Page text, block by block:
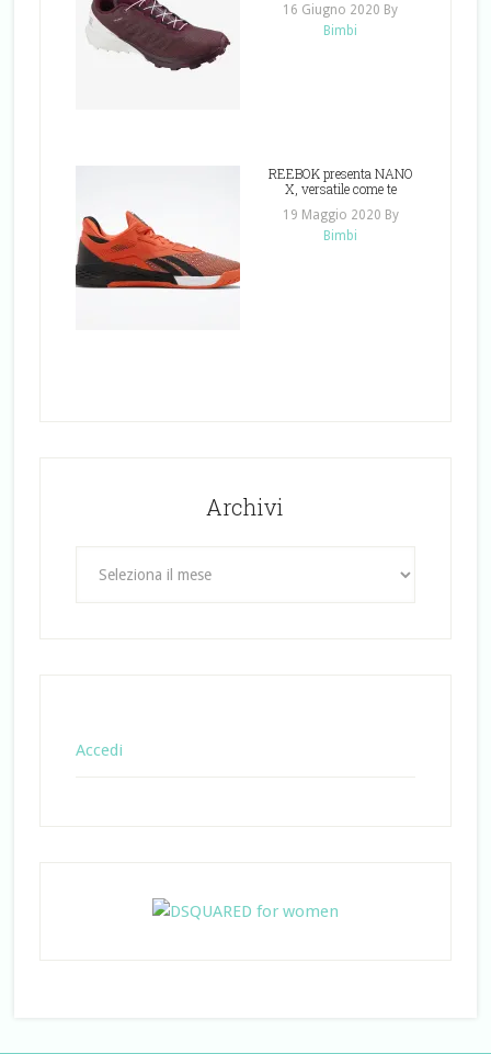
16 Giugno 2020 By
Bimbi
REEBOK presenta NANO
X, versatile come te
19 Maggio 2020 By
Bimbi
Archivi
Accedi